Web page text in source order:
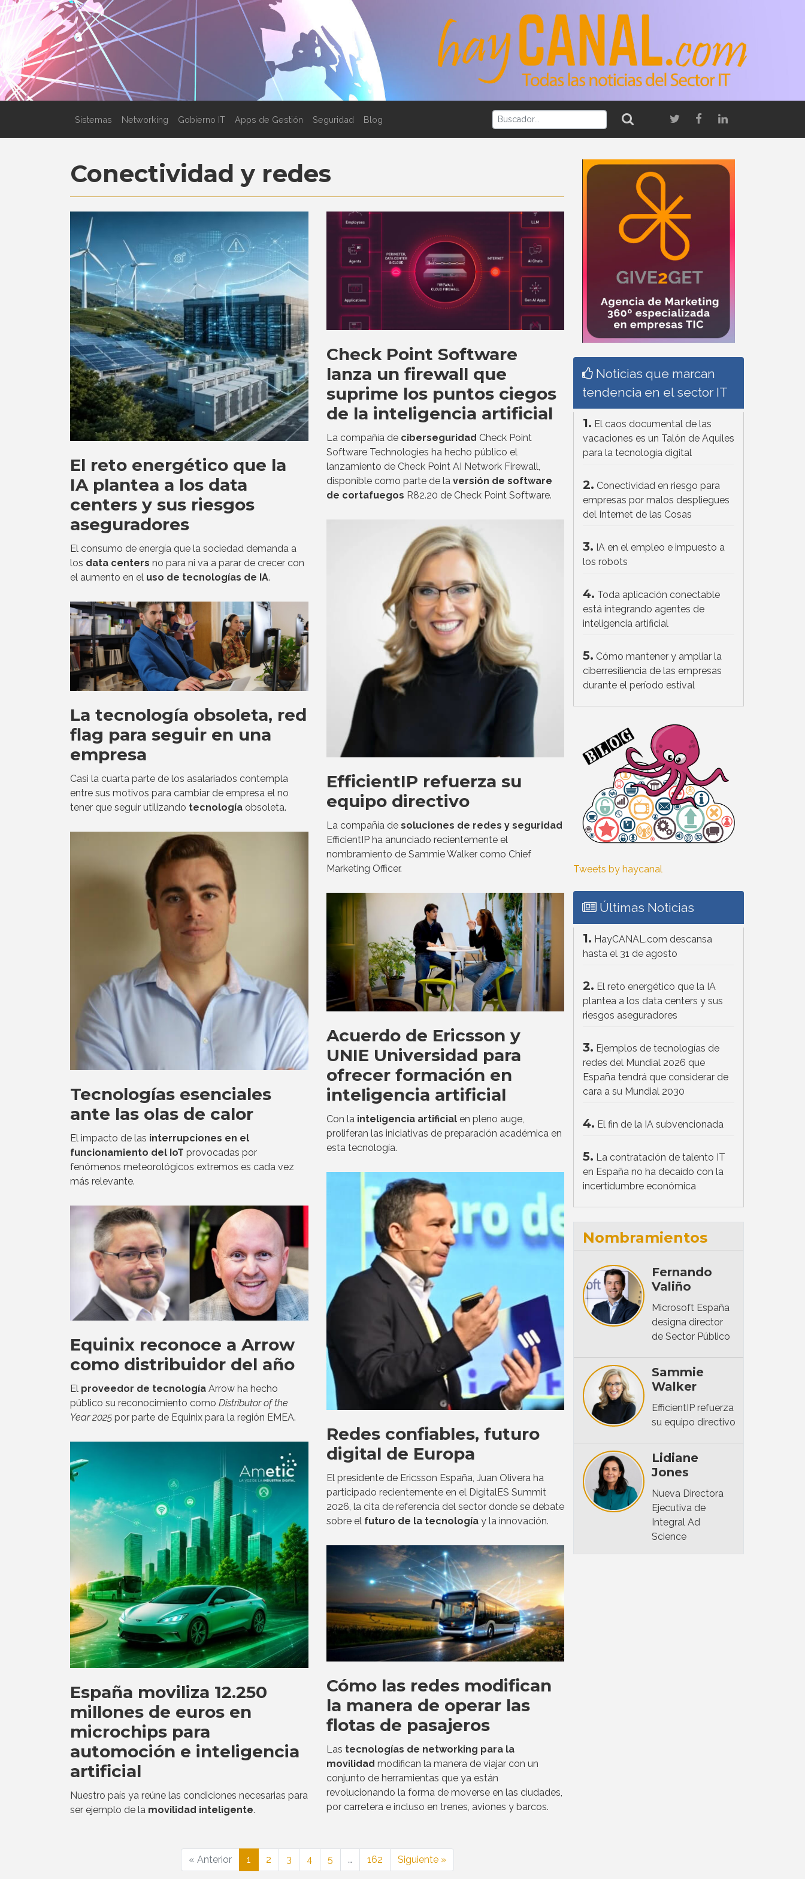
Sistemas Networking Gobierno IT Apps de Gestión Seguridad Blog
Conectividad y redes
El reto energético que la
IA plantea a los data
centers y sus riesgos
aseguradores
El consumo de energía que la sociedad demanda a
los data centers no para ni va a parar de crecer con
el aumento en el uso de tecnologías de IA.
La tecnología obsoleta, red
flag para seguir en una
empresa
Casi la cuarta parte de los asalariados contempla
entre sus motivos para cambiar de empresa el no
tener que seguir utilizando tecnología obsoleta.
Tecnologías esenciales
ante las olas de calor
El impacto de las interrupciones en el
funcionamiento del IoT provocadas por
fenómenos meteorológicos extremos es cada vez
más relevante.
Equinix reconoce a Arrow
como distribuidor del año
El proveedor de tecnología Arrow ha hecho
público su reconocimiento como Distributor of the
Year 2025 por parte de Equinix para la región EMEA.
España moviliza 12.250
millones de euros en
microchips para
automoción e inteligencia
artificial
Nuestro país ya reúne las condiciones necesarias para
ser ejemplo de la movilidad inteligente.
Check Point Software
lanza un firewall que
suprime los puntos ciegos
de la inteligencia artificial
La compañía de ciberseguridad Check Point
Software Technologies ha hecho público el
lanzamiento de Check Point AI Network Firewall,
disponible como parte de la versión de software
de cortafuegos R82.20 de Check Point Software.
EfficientIP refuerza su
equipo directivo
La compañía de soluciones de redes y seguridad
EfficientIP ha anunciado recientemente el
nombramiento de Sammie Walker como Chief
Marketing Officer.
Acuerdo de Ericsson y
UNIE Universidad para
ofrecer formación en
inteligencia artificial
Con la inteligencia artificialen pleno auge,
proliferan las iniciativas de preparación académica en
esta tecnología.
Redes confiables, futuro
digital de Europa
El presidente de Ericsson España, Juan Olivera ha
participado recientemente en el DigitalES Summit
2026, la cita de referencia del sector donde se debate
sobre el futuro de la tecnologíay la innovación.
Cómo las redes modifican
la manera de operar las
flotas de pasajeros
Las tecnologías de networking para la
movilidad modifican la manera de viajar con un
conjunto de herramientas que ya están
revolucionando la forma de moverse en las ciudades,
por carretera e incluso en trenes, aviones y barcos.
« Anterior 1 2 3 4 5 … 162 Siguiente »
Noticias que marcan
tendencia en el sector IT
1. El caos documental de las
vacaciones es un Talón de Aquiles
para la tecnología digital
2. Conectividad en riesgo para
empresas por malos despliegues
del Internet de las Cosas
3. IA en el empleo e impuesto a
los robots
4. Toda aplicación conectable
está integrando agentes de
inteligencia artificial
5. Cómo mantener y ampliar la
ciberresiliencia de las empresas
durante el período estival
Tweets by haycanal
Últimas Noticias
1. HayCANAL.com descansa
hasta el 31 de agosto
2. El reto energético que la IA
plantea a los data centers y sus
riesgos aseguradores
3. Ejemplos de tecnologías de
redes del Mundial 2026 que
España tendrá que considerar de
cara a su Mundial 2030
4. El fin de la IA subvencionada
5. La contratación de talento IT
en España no ha decaído con la
incertidumbre económica
Nombramientos
Fernando
Valiño
Microsoft España
designa director
de Sector Público
Sammie
Walker
EfficientIP refuerza
su equipo directivo
Lidiane
Jones
Nueva Directora
Ejecutiva de
Integral Ad
Science